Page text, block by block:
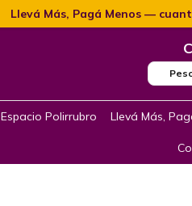
Llevá Más, Pagá Menos —
Espacio Polirrubro Llevá Más,